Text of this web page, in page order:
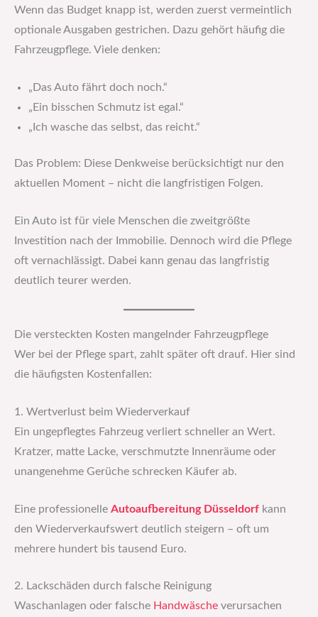
Wenn das Budget knapp ist, werden zuerst vermeintlich
optionale Ausgaben gestrichen. Dazu gehört häufig die
Fahrzeugpflege. Viele denken:
„Das Auto fährt doch noch.“
„Ein bisschen Schmutz ist egal.“
„Ich wasche das selbst, das reicht.“
Das Problem: Diese Denkweise berücksichtigt nur den
aktuellen Moment – nicht die langfristigen Folgen.
Ein Auto ist für viele Menschen die zweitgrößte
Investition nach der Immobilie. Dennoch wird die Pflege
oft vernachlässigt. Dabei kann genau das langfristig
deutlich teurer werden.
Die versteckten Kosten mangelnder Fahrzeugpflege
Wer bei der Pflege spart, zahlt später oft drauf. Hier sind
die häufigsten Kostenfallen:
1. Wertverlust beim Wiederverkauf
Ein ungepflegtes Fahrzeug verliert schneller an Wert.
Kratzer, matte Lacke, verschmutzte Innenräume oder
unangenehme Gerüche schrecken Käufer ab.
Eine professionelle Autoaufbereitung Düsseldorf kann
den Wiederverkaufswert deutlich steigern – oft um
mehrere hundert bis tausend Euro.
2. Lackschäden durch falsche Reinigung
Waschanlagen oder falsche Handwäsche verursachen